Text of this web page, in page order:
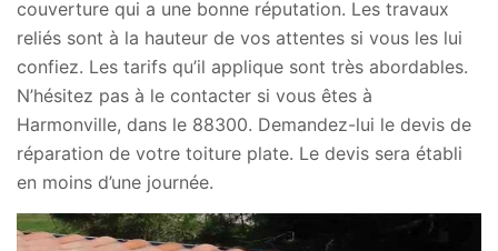
couverture qui a une bonne réputation. Les travaux
reliés sont à la hauteur de vos attentes si vous les lui
confiez. Les tarifs qu’il applique sont très abordables.
N’hésitez pas à le contacter si vous êtes à
Harmonville, dans le 88300. Demandez-lui le devis de
réparation de votre toiture plate. Le devis sera établi
en moins d’une journée.